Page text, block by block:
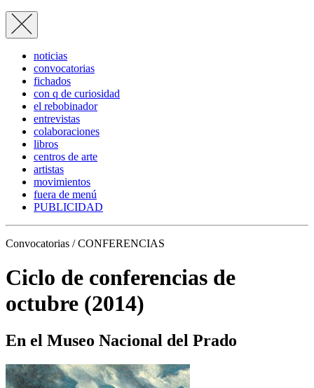
noticias
convocatorias
fichados
con q de curiosidad
el rebobinador
entrevistas
colaboraciones
libros
centros de arte
artistas
movimientos
fuera de menú
PUBLICIDAD
Convocatorias / CONFERENCIAS
Ciclo de conferencias de
octubre (2014)
En el Museo Nacional del Prado